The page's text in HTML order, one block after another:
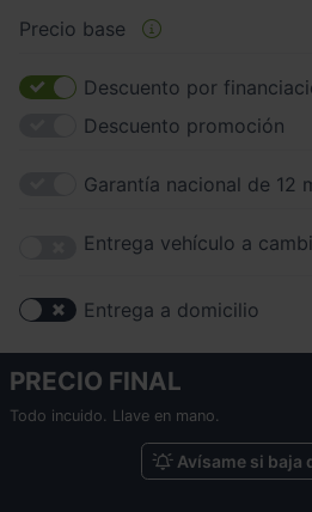
Precio base
Descuento por
Descuento promoción
Garantía nacional de 12
Entrega vehículo a
Entrega a domicilio
PRECIO FINAL
Todo incuido. Llave en mano.
Avísame si baja